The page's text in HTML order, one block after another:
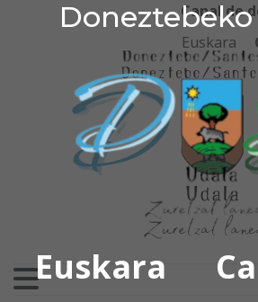
Euskara
Ir al contenido
Canal de
Euskara